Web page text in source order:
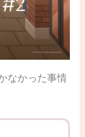
なかった事情